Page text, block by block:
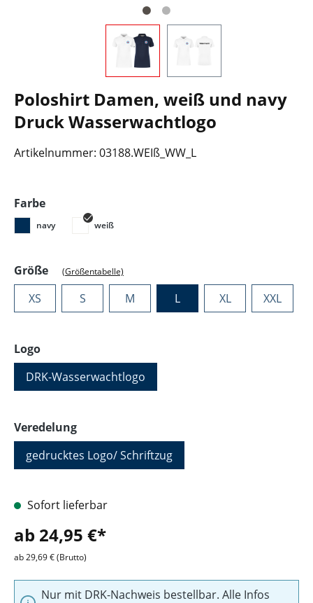
Poloshirt Damen, weiß und navy
Druck Wasserwachtlogo
Artikelnummer: 03188.WEIß_WW_L
Farbeauswählen
navy weiß
Größeauswählen
(Größentabelle)
XS S M L XL XXL
Logoauswählen
DRK-Wasserwachtlogo
Veredelungauswählen
gedrucktes Logo/ Schriftzug
Sofort lieferbar
ab 24,95 €*
ab 29,69 € (Brutto)
Nur mit DRK-Nachweis bestellbar. Alle Infos